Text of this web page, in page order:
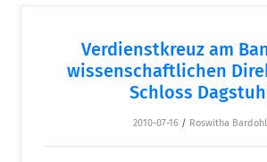
Verdienstkreuz am
wissenschaftlichen
Schloss
2010-07-16 / Roswitha Bardohl